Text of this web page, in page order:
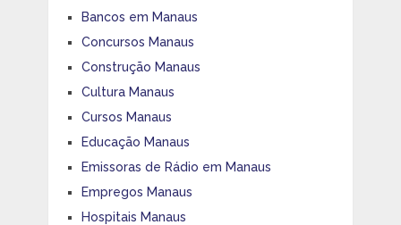
Bancos em Manaus
Concursos Manaus
Construção Manaus
Cultura Manaus
Cursos Manaus
Educação Manaus
Emissoras de Rádio em Manaus
Empregos Manaus
Hospitais Manaus